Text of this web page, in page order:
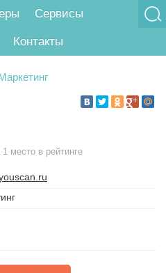
Сервисы
Контакты
место в рейтинге